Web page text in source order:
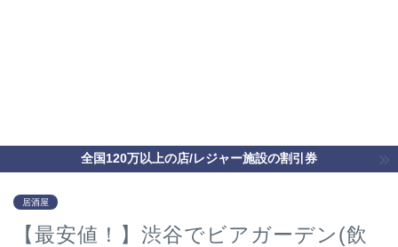
全国120万以上の店/レジャー施設の割引券
居酒屋
【最安値！】渋谷でビアガーデン(飲